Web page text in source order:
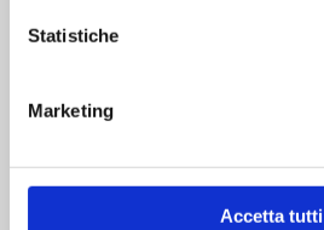
Statistiche
Marketing
Accetta tutti
(Reggio Emilia) Italia
Gruppo Reber
Centri assistenza